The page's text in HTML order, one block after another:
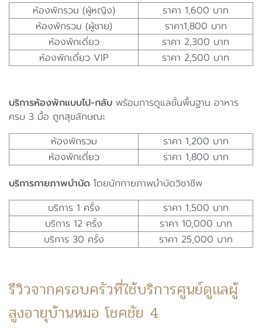
ห้องพักรวม (ผู้หญิง)
ราคา 1,600 บาท
ห้องพักรวม (ผู้ชาย)
ราคา1,800 บาท
ห้องพักเดี่ยว
ราคา 2,300 บาท
ห้องพักเดี่ยว VIP
ราคา 2,500 บาท
บริการห้องพักแบบไป-กลับ พร้อมการดูแลขั้นพื้นฐาน อาหาร
ครบ 3 มื้อ ถูกสุขลักษณะ
ห้องพักรวม
ราคา 1,200 บาท
ห้องพักเดี่ยว
ราคา 1,800 บาท
บริการกายภาพบำบัด โดยนักกายภาพบำบัดวิชาชีพ
บริการ 1 ครั้ง
ราคา 1,500 บาท
บริการ 12 ครั้ง
ราคา 10,000 บาท
บริการ 30 ครั้ง
ราคา 25,000 บาท
รีวิวจากครอบครัวที่ใช้บริการศูนย์ดูแลผู้
สูงอายุบ้านหมอ โชคชัย 4